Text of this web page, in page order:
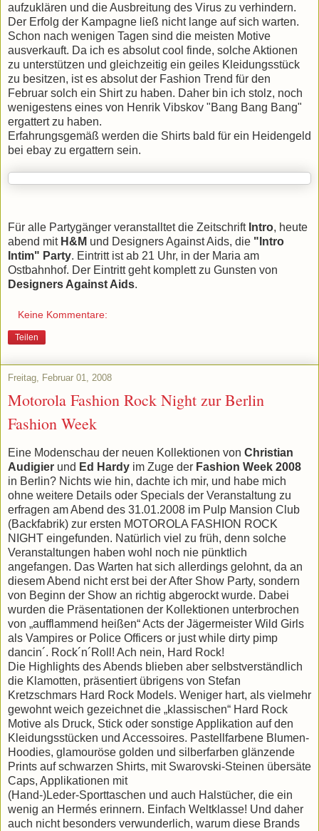
aufzuklären und die Ausbreitung des Virus zu verhindern.
Der Erfolg der Kampagne ließ nicht lange auf sich warten.
Schon nach wenigen Tagen sind die meisten Motive
ausverkauft. Da ich es absolut cool finde, solche Aktionen
zu unterstützen und gleichzeitig ein geiles Kleidungsstück
zu besitzen, ist es absolut der Fashion Trend für den
Februar solch ein Shirt zu haben. Daher bin ich stolz, noch
wenigestens eines von Henrik Vibskov "Bang Bang Bang"
ergattert zu haben.
Erfahrungsgemäß werden die Shirts bald für ein Heidengeld
bei ebay zu ergattern sein.
Für alle Partygänger veranstalltet die Zeitschrift Intro, heute
abend mit H&M und Designers Against Aids, die "Intro
Intim" Party. Eintritt ist ab 21 Uhr, in der Maria am
Ostbahnhof. Der Eintritt geht komplett zu Gunsten von
Designers Against Aids.
Keine Kommentare:
Teilen
Freitag, Februar 01, 2008
Motorola Fashion Rock Night zur Berlin
Fashion Week
Eine Modenschau der neuen Kollektionen von Christian
Audigier und Ed Hardy im Zuge der Fashion Week 2008
in Berlin? Nichts wie hin, dachte ich mir, und habe mich
ohne weitere Details oder Specials der Veranstaltung zu
erfragen am Abend des 31.01.2008 im Pulp Mansion Club
(Backfabrik) zur ersten MOTOROLA FASHION ROCK
NIGHT eingefunden. Natürlich viel zu früh, denn solche
Veranstaltungen haben wohl noch nie pünktlich
angefangen. Das Warten hat sich allerdings gelohnt, da an
diesem Abend nicht erst bei der After Show Party, sondern
von Beginn der Show an richtig abgerockt wurde. Dabei
wurden die Präsentationen der Kollektionen unterbrochen
von „aufflammend heißen“ Acts der Jägermeister Wild Girls
als Vampires or Police Officers or just while dirty pimp
dancin´. Rock´n´Roll! Ach nein, Hard Rock!
Die Highlights des Abends blieben aber selbstverständlich
die Klamotten, präsentiert übrigens von Stefan
Kretzschmars Hard Rock Models. Weniger hart, als vielmehr
gewohnt weich gezeichnet die „klassischen“ Hard Rock
Motive als Druck, Stick oder sonstige Applikation auf den
Kleidungsstücken und Accessoires. Pastellfarbene Blumen-
Hoodies, glamouröse golden und silberfarben glänzende
Prints auf schwarzen Shirts, mit Swarovski-Steinen übersäte
Caps, Applikationen mit
(Hand-)Leder-Sporttaschen und auch Halstücher, die ein
wenig an Hermés erinnern. Einfach Weltklasse! Und daher
auch nicht besonders verwunderlich, warum diese Brands